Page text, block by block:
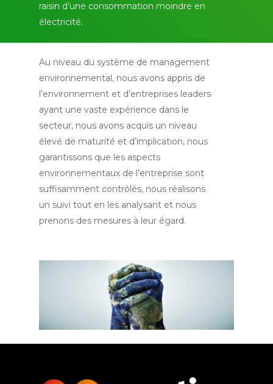
raisin d’une consommation moindre en
électricité.
Au niveau du système de management
environnemental, nous avons appris de
l’environnement et d’entreprises leaders
ayant une vaste expérience dans le
secteur, nous avons acquis un niveau
élevé de maturité et d’implication, nous
garantissons que les aspects
environnementaux de l’entreprise sont
suffisamment contrôlés, nous réalisons
un suivi tout en les analysant et nous
prenons des mesures à leur égard.